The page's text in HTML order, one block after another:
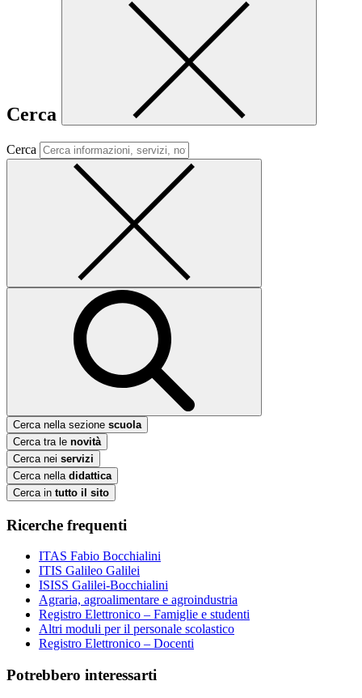
Cerca
Cerca
Cerca nella sezione scuola
Cerca tra le novità
Cerca nei servizi
Cerca nella didattica
Cerca in tutto il sito
Ricerche frequenti
ITAS Fabio Bocchialini
ITIS Galileo Galilei
ISISS Galilei-Bocchialini
Agraria, agroalimentare e agroindustria
Registro Elettronico – Famiglie e studenti
Altri moduli per il personale scolastico
Registro Elettronico – Docenti
Potrebbero interessarti